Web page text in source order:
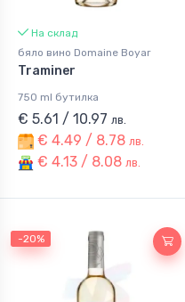
На склад
бяло вино Domaine Boyar
Traminer
750 ml бутилка
€ 5.61 / 10.97 лв.
€ 4.49 / 8.78 лв.
€ 4.13 / 8.08 лв.
-20%